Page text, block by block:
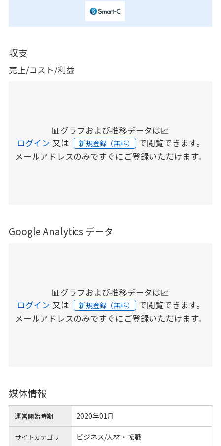
収支
売上/コスト/利益
📊グラフおよび推移データは📈
ログイン 又は 新規登録（無料） で閲覧できます。
メールアドレスのみですぐにご登録いただけます。
Google Analytics データ
📊グラフおよび推移データは📈
ログイン 又は 新規登録（無料） で閲覧できます。
メールアドレスのみですぐにご登録いただけます。
媒体情報
運営開始時期 2020年01月
サイトカテゴリ ビジネス/人材・転職